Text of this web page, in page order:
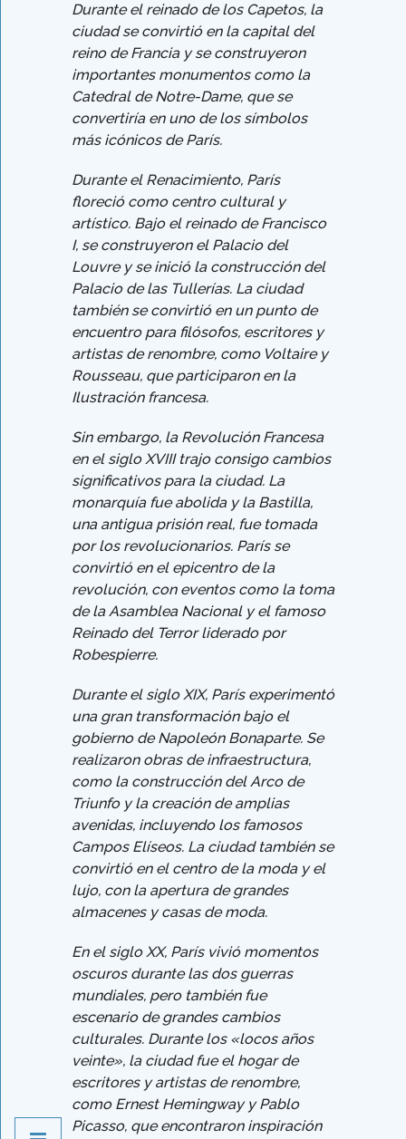
Durante el reinado de los Capetos, la
ciudad se convirtió en la capital del
reino de Francia y se construyeron
importantes monumentos como la
Catedral de Notre-Dame, que se
convertiría en uno de los símbolos
más icónicos de París.
Durante el Renacimiento, París
floreció como centro cultural y
artístico. Bajo el reinado de Francisco
I, se construyeron el Palacio del
Louvre y se inició la construcción del
Palacio de las Tullerías. La ciudad
también se convirtió en un punto de
encuentro para filósofos, escritores y
artistas de renombre, como Voltaire y
Rousseau, que participaron en la
Ilustración francesa.
Sin embargo, la Revolución Francesa
en el siglo XVIII trajo consigo cambios
significativos para la ciudad. La
monarquía fue abolida y la Bastilla,
una antigua prisión real, fue tomada
por los revolucionarios. París se
convirtió en el epicentro de la
revolución, con eventos como la toma
de la Asamblea Nacional y el famoso
Reinado del Terror liderado por
Robespierre.
Durante el siglo XIX, París experimentó
una gran transformación bajo el
gobierno de Napoleón Bonaparte. Se
realizaron obras de infraestructura,
como la construcción del Arco de
Triunfo y la creación de amplias
avenidas, incluyendo los famosos
Campos Elíseos. La ciudad también se
convirtió en el centro de la moda y el
lujo, con la apertura de grandes
almacenes y casas de moda.
En el siglo XX, París vivió momentos
oscuros durante las dos guerras
mundiales, pero también fue
escenario de grandes cambios
culturales. Durante los «locos años
veinte», la ciudad fue el hogar de
escritores y artistas de renombre,
como Ernest Hemingway y Pablo
Picasso, que encontraron inspiración